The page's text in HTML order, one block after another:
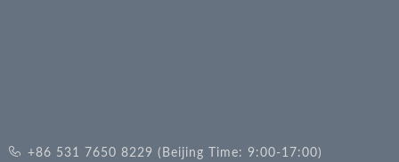
+86 531 7650 8229 (Beijing Time: 9:00-17:00)